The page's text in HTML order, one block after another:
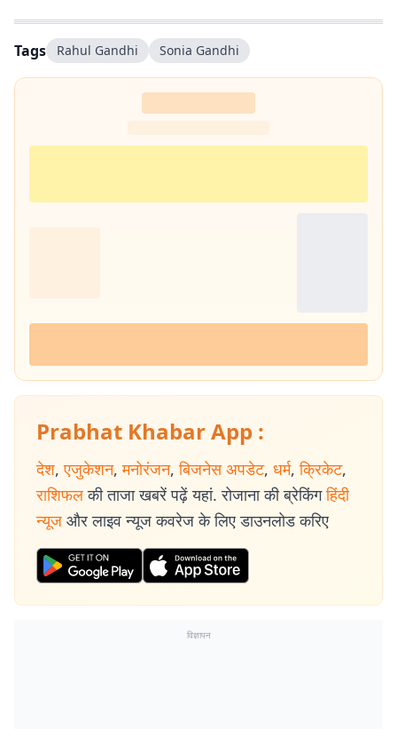
Tags Rahul Gandhi Sonia Gandhi
Prabhat Khabar App :
देश, एजुकेशन, मनोरंजन, बिजनेस अपडेट, धर्म, क्रिकेट,
राशिफल की ताजा खबरें पढ़ें यहां. रोजाना की ब्रेकिंग हिंदी
न्यूज और लाइव न्यूज कवरेज के लिए डाउनलोड करिए
विज्ञापन